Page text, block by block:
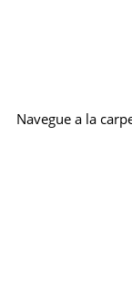
Navegue a la